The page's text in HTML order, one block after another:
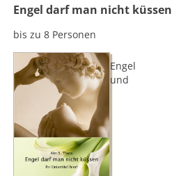
Engel darf man nicht küssen
bis zu 8 Personen
Engel
und